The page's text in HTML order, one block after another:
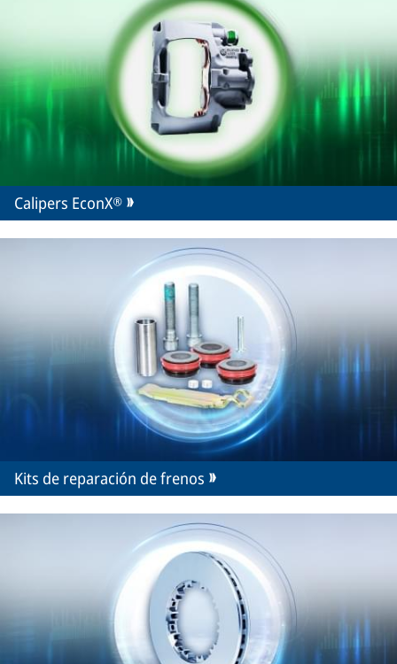
Calipers EconX®
Kits de reparación de frenos